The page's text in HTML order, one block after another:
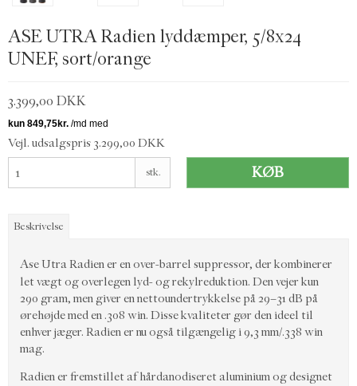
ASE UTRA Radien lyddæmper, 5/8x24
UNEF, sort/orange
3.399,00 DKK
Vejl. udsalgspris 3.299,00 DKK
stk. KØB
Beskrivelse
Ase Utra Radien er en over-barrel suppressor, der kombinerer
let vægt og overlegen lyd- og rekylreduktion. Den vejer kun
290 gram, men giver en nettoundertrykkelse på 29–31 dB på
ørehøjde med en .308 win. Disse kvaliteter gør den ideel til
enhver jæger. Radien er nu også tilgængelig i 9,3 mm/.338 win
mag.
Radien er fremstillet af hårdanodiseret aluminium og designet